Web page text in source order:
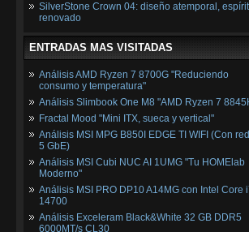
SilverStone Crown 04: diseño atemporal,
renovado
ENTRADAS MAS VISITADAS
Análisis AMD Ryzen 7 8700G "Reduciendo
consumo y temperatura"
Análisis Slimbook One M8 "AMD Ryzen 7
Fractal Mood "Mini ITX, sueca y vertical"
Análisis MSI MPG B850I EDGE TI WIFI (Con
5 GbE)
Análisis MSI Cubi NUC AI 1UMG "Tu HOMElab
Moderno"
Análisis MSI PRO DP10 A14MG con Intel Core
14700
Análisis Exceleram Black&White 32 GB DDR5
6000MT/s CL30